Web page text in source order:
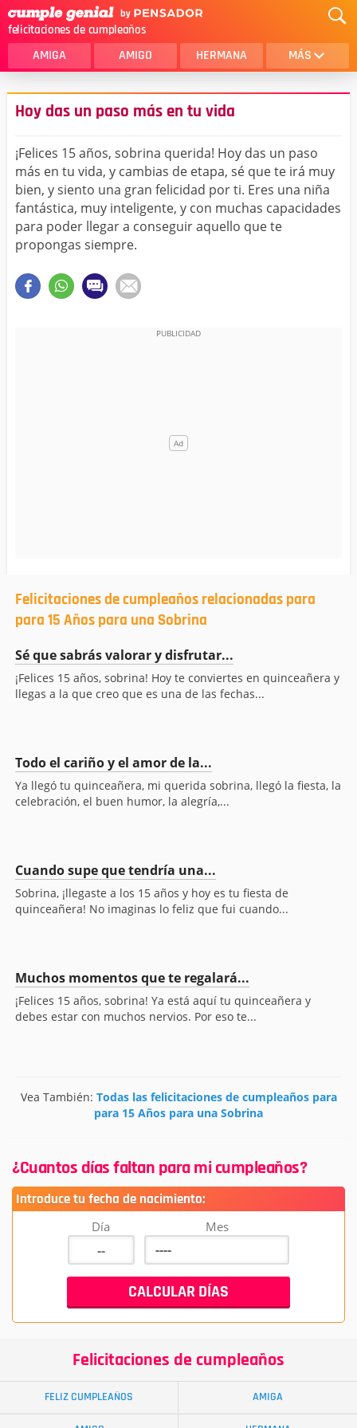
felicitaciones de cumpleaños
AMIGA AMIGO HERMANA MÁS
MAMA
AMOR
SOBRINA
HIJA
HERMANO
HIJO
NOVIA
ESPOSO
PAPA
TIA
Hoy das un paso más en tu vida
¡Felices 15 años, sobrina querida! Hoy das un paso
más en tu vida, y cambias de etapa, sé que te irá muy
bien, y siento una gran felicidad por ti. Eres una niña
fantástica, muy inteligente, y con muchas capacidades
para poder llegar a conseguir aquello que te
propongas siempre.
Felicitaciones de cumpleaños relacionadas para
para 15 Años para una Sobrina
Sé que sabrás valorar y disfrutar...
¡Felices 15 años, sobrina! Hoy te conviertes en quinceañera y
llegas a la que creo que es una de las fechas...
Todo el cariño y el amor de la...
Ya llegó tu quinceañera, mi querida sobrina, llegó la fiesta, la
celebración, el buen humor, la alegría,...
Cuando supe que tendría una...
Sobrina, ¡llegaste a los 15 años y hoy es tu fiesta de
quinceañera! No imaginas lo feliz que fui cuando...
Muchos momentos que te regalará...
¡Felices 15 años, sobrina! Ya está aquí tu quinceañera y
debes estar con muchos nervios. Por eso te...
Vea También: Todas las felicitaciones de cumpleaños para
para 15 Años para una Sobrina
¿Cuantos días faltan para mi cumpleaños?
Introduce tu fecha de nacimiento:
Día Mes
Felicitaciones de cumpleaños
FELIZ CUMPLEAÑOS AMIGA